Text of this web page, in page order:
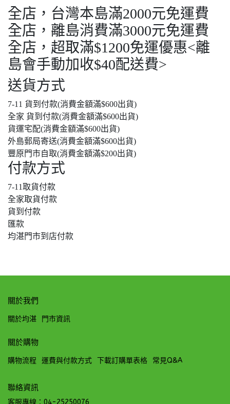
全店，台灣本島滿2000元免運費
全店，離島消費滿3000元免運費
全店，超取滿$1200免運優惠<離
島會手動加收$40配送費>
送貨方式
7-11 貨到付款(消費金額滿$600出貨)
全家 貨到付款(消費金額滿$600出貨)
貨運宅配(消費金額滿$600出貨)
外島郵局寄送(消費金額滿$600出貨)
豐原門市自取(消費金額滿$200出貨)
付款方式
7-11取貨付款
全家取貨付款
貨到付款
匯款
均湛門市到店付款
關於我們
關於均湛 門市資訊
關於購物
購物流程 運費與付款方式 下載訂購單表格 常見Q&A
聯絡資訊
客服專線：04-25250076